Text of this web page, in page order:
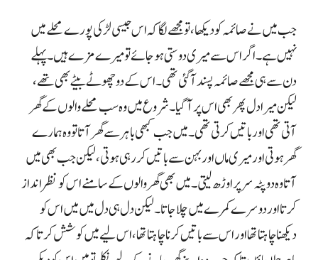
نہیں ہے۔ اگر اس سے میری دوستی ہو جائے تو میرے مزے ہیں۔ پہلے
دن سے ہی مجھے صائمہ پسند آ گئی تھی۔ اس کے دو چھوٹے بیٹے بھی تھے،
لیکن میرا دل پھر بھی اس پر آ گیا۔ شروع میں وہ سب محلے والوں کے گھر
آتی تھی اور باتیں کرتی تھی۔ میں جب کبھی باہر سے گھر آتا تو وہ ہمارے
گھر ہوتی اور میری ماں اور بہن سے باتیں کر رہی ہوتی، لیکن جب بھی میں
آتا وہ دوپٹہ سر پر اوڑھ لیتی۔ میں بھی گھر والوں کے سامنے اس کو نظر انداز
کرتا اور دوسرے کمرے میں چلا جاتا۔ لیکن دل ہی دل میں میں اس کو
دیکھنا چاہتا تھا اور اس سے باتیں کرنا چاہتا تھا، اس لیے میں کوشش کرتا کہ